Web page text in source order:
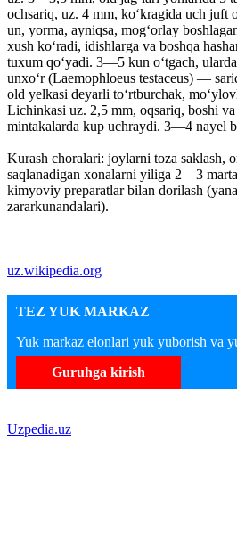
ochsariq, uz. 4 mm, koʻkragida uch juft
un, yorma, ayniqsa, mogʻorlay
xush koʻradi, idishlarga va boshqa
tuxum qoʻyadi. 3—5 kun oʻtgach,
unxoʻr (Laemophloeus testaceus) —
old yelkasi deyarli toʻrtburchak,
Lichinkasi uz. 2,5 mm, oqsariq, boshi
mintakalarda kup uchraydi. 3—4 nayel
Kurash choralari: joylarni toza saklash,
saqlanadigan xonalarni yiliga 2—3
kimyoviy preparatlar bilan dorilash
zararkunandalari).
uz.wikipedia.org
TEZ YUK MARKAZ
Yuk markaz elonlari yuk yuborish va
Guruhga kirish
Uzpedia.uz